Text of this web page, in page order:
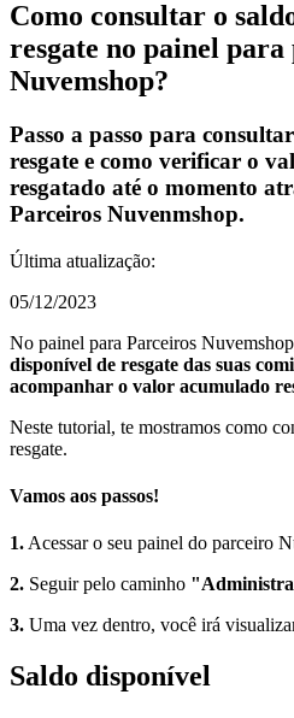
Como consultar o
resgate no painel
Nuvemshop?
Passo a passo para
resgate e como verificar o
resgatado até o momento
Parceiros Nuvenmshop.
Última atualização:
05/12/2023
No painel para Parceiros
disponível de resgate das suas
acompanhar o valor acumulado
Neste tutorial, te mostramos como
resgate.
Vamos aos passos!
1. Acessar o seu painel do parceiro
2. Seguir pelo caminho
3. Uma vez dentro, você irá
Saldo disponível